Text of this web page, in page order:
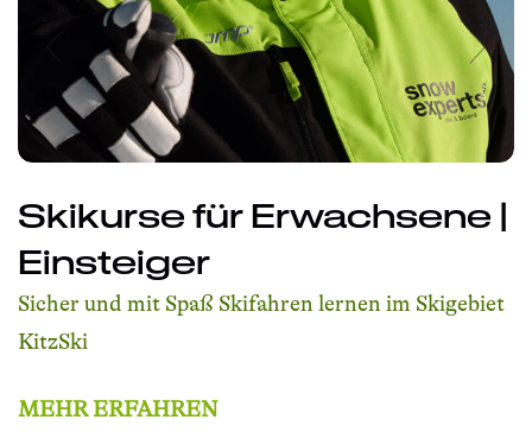
Skikurse für Erwachsene |
Einsteiger
Sicher und mit Spaß Skifahren lernen im Skigebiet
KitzSki
MEHR ERFAHREN